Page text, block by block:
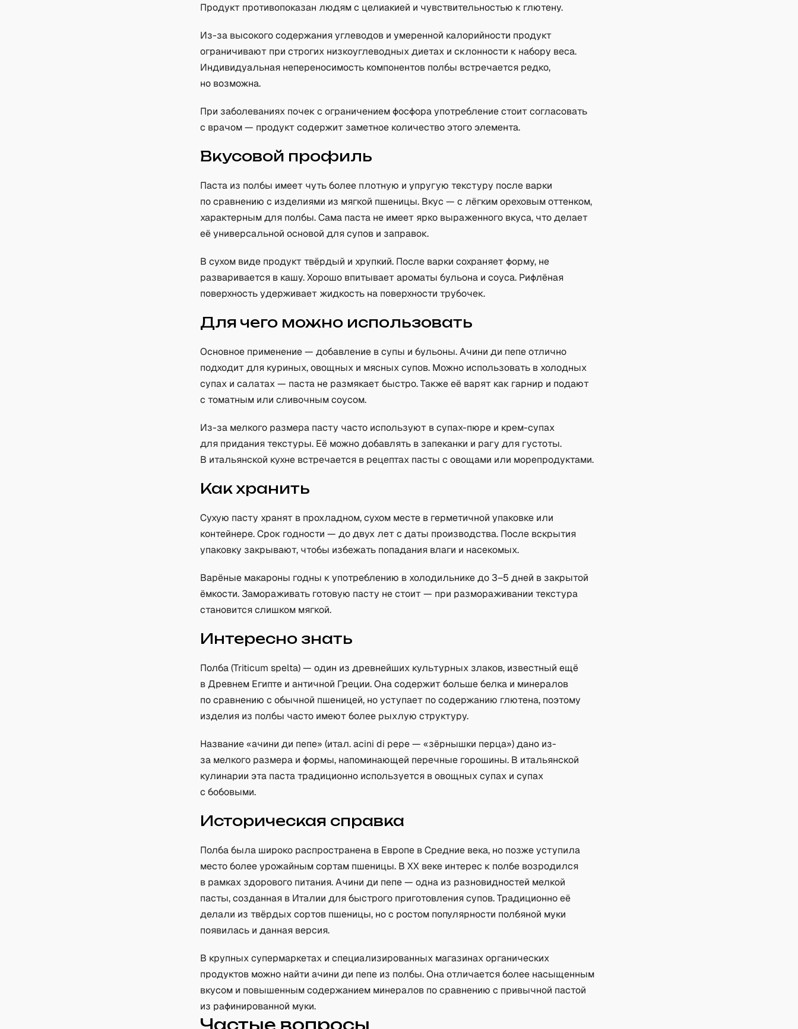
Продукт противопоказан людям с целиакией и чувствительностью к глютену.
Из-за высокого содержания углеводов и умеренной калорийности продукт
ограничивают при строгих низкоуглеводных диетах и склонности к набору веса.
Индивидуальная непереносимость компонентов полбы встречается редко,
но возможна.
При заболеваниях почек с ограничением фосфора употребление стоит согласовать
с врачом — продукт содержит заметное количество этого элемента.
Вкусовой профиль
Паста из полбы имеет чуть более плотную и упругую текстуру после варки
по сравнению с изделиями из мягкой пшеницы. Вкус — с лёгким ореховым оттенком,
характерным для полбы. Сама паста не имеет ярко выраженного вкуса, что делает
её универсальной основой для супов и заправок.
В сухом виде продукт твёрдый и хрупкий. После варки сохраняет форму, не
разваривается в кашу. Хорошо впитывает ароматы бульона и соуса. Рифлёная
поверхность удерживает жидкость на поверхности трубочек.
Для чего можно использовать
Основное применение — добавление в супы и бульоны. Ачини ди пепе отлично
подходит для куриных, овощных и мясных супов. Можно использовать в холодных
супах и салатах — паста не размякает быстро. Также её варят как гарнир и подают
с томатным или сливочным соусом.
Из-за мелкого размера пасту часто используют в супах-пюре и крем-супах
для придания текстуры. Её можно добавлять в запеканки и рагу для густоты.
В итальянской кухне встречается в рецептах пасты с овощами или морепродуктами.
Как хранить
Сухую пасту хранят в прохладном, сухом месте в герметичной упаковке или
контейнере. Срок годности — до двух лет с даты производства. После вскрытия
упаковку закрывают, чтобы избежать попадания влаги и насекомых.
Варёные макароны годны к употреблению в холодильнике до 3–5 дней в закрытой
ёмкости. Замораживать готовую пасту не стоит — при размораживании текстура
становится слишком мягкой.
Интересно знать
Полба (Triticum spelta) — один из древнейших культурных злаков, известный ещё
в Древнем Египте и античной Греции. Она содержит больше белка и минералов
по сравнению с обычной пшеницей, но уступает по содержанию глютена, поэтому
изделия из полбы часто имеют более рыхлую структуру.
Название «ачини ди пепе» (итал. acini di pepe — «зёрнышки перца») дано из-
за мелкого размера и формы, напоминающей перечные горошины. В итальянской
кулинарии эта паста традиционно используется в овощных супах и супах
с бобовыми.
Историческая справка
Полба была широко распространена в Европе в Средние века, но позже уступила
место более урожайным сортам пшеницы. В XX веке интерес к полбе возродился
в рамках здорового питания. Ачини ди пепе — одна из разновидностей мелкой
пасты, созданная в Италии для быстрого приготовления супов. Традиционно её
делали из твёрдых сортов пшеницы, но с ростом популярности полбяной муки
появилась и данная версия.
В крупных супермаркетах и специализированных магазинах органических
продуктов можно найти ачини ди пепе из полбы. Она отличается более насыщенным
вкусом и повышенным содержанием минералов по сравнению с привычной пастой
из рафинированной муки.
Частые вопросы